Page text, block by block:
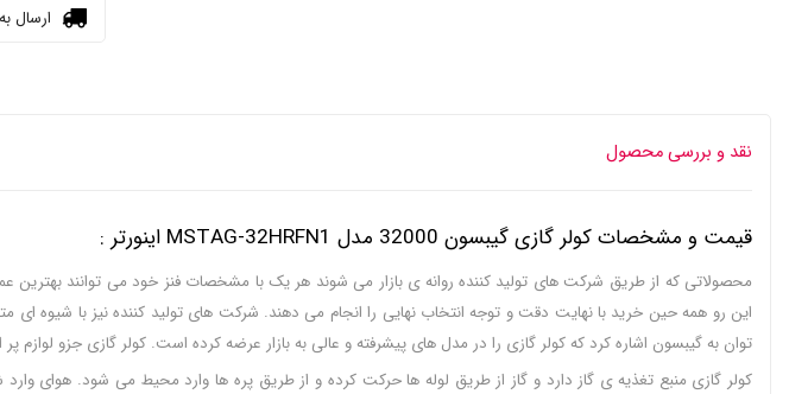
ارسال
نقد و بررسی محصول
قیمت و مشخصات کولر گازی گیبسون 32000 مدل MSTAG-32HRFN1 اینورتر :
محصولاتی که از طریق شرکت های تولید کننده روانه ی بازار می شوند هر یک با مشخصات فنز خود می توانند بهترین
این رو همه حین خرید با نهایت دقت و توجه انتخاب نهایی را انجام می دهند. شرکت های تولید کننده نیز با شیوه ای
توان به گیبسون اشاره کرد که کولر گازی را در مدل های پیشرفته و عالی به بازار عرضه کرده است. کولر گازی جزو
کولر گازی منبع تغذیه ی گاز دارد و گاز از طریق لوله ها حرکت کرده و از طریق پره ها وارد محیط می شود. هوای